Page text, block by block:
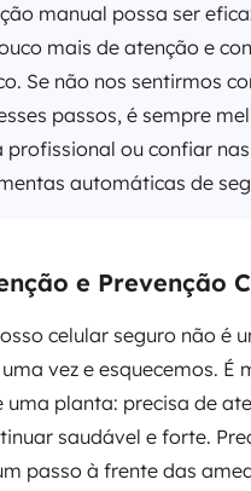
manual possa ser
mais de atenção e
Se não nos sentirmos
passos, é sempre
profissional ou confiar nas
automáticas de
e Prevenção
celular seguro não é
vez e esquecemos. É
uma planta: precisa de
saudável e forte.
passo à frente das